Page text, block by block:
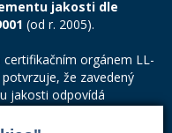
jakosti dle
(od r. 2005).
orgánem LL-
že zavedený
jakosti odpovídá